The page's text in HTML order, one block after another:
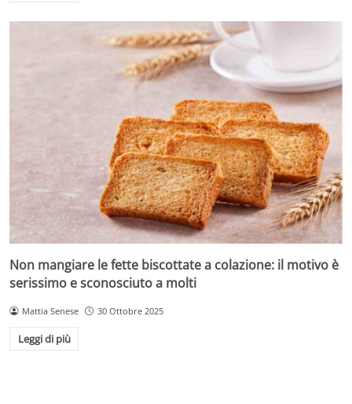
Non mangiare le fette biscottate a colazione: il motivo è
serissimo e sconosciuto a molti
Mattia Senese 30 Ottobre 2025
Leggi di più